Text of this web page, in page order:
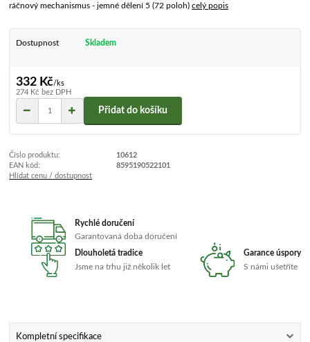
ráčnový mechanismus - jemné dělení 5 (72 poloh)celý popis
Dostupnost Skladem
332 Kč/ks
274 Kč bez DPH
Přidat do košíku
Číslo produktu:
10612
EAN kód:
8595190522101
Hlídat cenu / dostupnost
Rychlé doručení
Garantovaná doba doručení
Dlouholetá tradice
Jsme na trhu již několik let
Garance úspory
S námi ušetříte
Kompletní specifikace